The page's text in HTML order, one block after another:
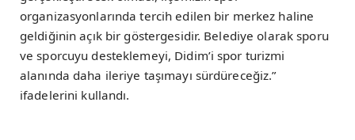
organizasyonlarında tercih edilen bir merkez haline
geldiğinin açık bir göstergesidir. Belediye olarak sporu
ve sporcuyu desteklemeyi, Didim’i spor turizmi
alanında daha ileriye taşımayı sürdüreceğiz.”
ifadelerini kullandı.